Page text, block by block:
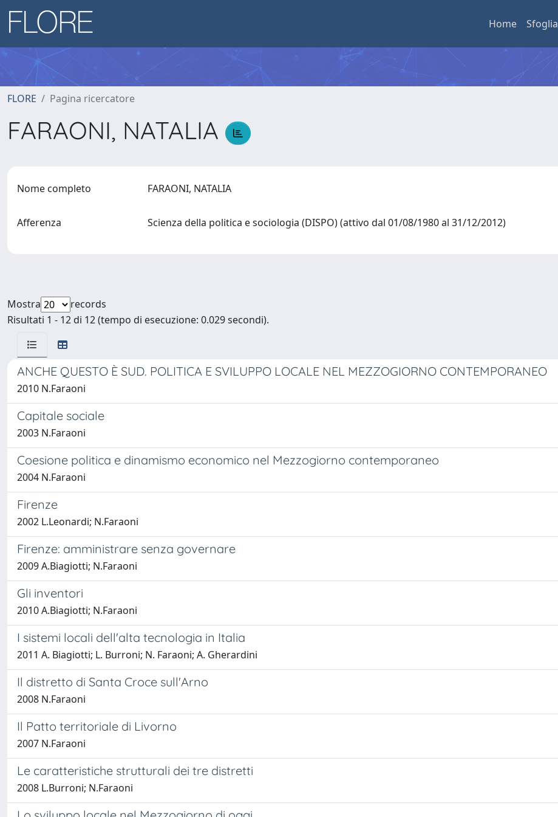
Home Sfoglia
FLORE Pagina ricercatore
FARAONI, NATALIA
Nome completo FARAONI, NATALIA
Afferenza Scienza della politica e sociologia (DISPO) (attivo dal 01/08/1980 al 31/12/2012)
Mostra
records
Risultati 1 - 12 di 12 (tempo di esecuzione: 0.029 secondi).
ANCHE QUESTO È SUD. POLITICA E SVILUPPO LOCALE NEL MEZZOGIORNO CONTEMPORANEO
2010 N.Faraoni
Capitale sociale
2003 N.Faraoni
Coesione politica e dinamismo economico nel Mezzogiorno contemporaneo
2004 N.Faraoni
Firenze
2002 L.Leonardi; N.Faraoni
Firenze: amministrare senza governare
2009 A.Biagiotti; N.Faraoni
Gli inventori
2010 A.Biagiotti; N.Faraoni
I sistemi locali dell'alta tecnologia in Italia
2011 A. Biagiotti; L. Burroni; N. Faraoni; A. Gherardini
Il distretto di Santa Croce sull'Arno
2008 N.Faraoni
Il Patto territoriale di Livorno
2007 N.Faraoni
Le caratteristiche strutturali dei tre distretti
2008 L.Burroni; N.Faraoni